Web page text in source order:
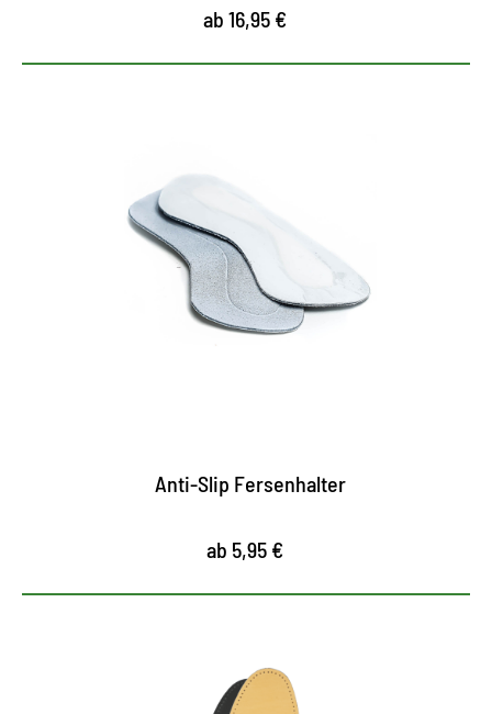
ab 16,95 €
Optimaler Halt im Schuh
verhindert das Herausrutschen aus dem Schuh
polstert die Hinterkappe im Schuh
Universalgröße, flexibel und selbstklebend
Anti-Slip Fersenhalter
ab 5,95 €